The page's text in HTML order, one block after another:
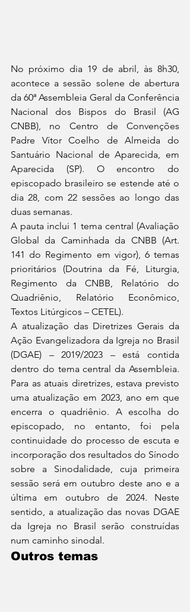
No próximo dia 19 de abril, às 8h30,
acontece a sessão solene de abertura
da 60ª Assembleia Geral da Conferência
Nacional dos Bispos do Brasil (AG
CNBB), no Centro de Convenções
Padre Vítor Coelho de Almeida do
Santuário Nacional de Aparecida, em
Aparecida (SP). O encontro do
episcopado brasileiro se estende até o
dia 28, com 22 sessões ao longo das
duas semanas.
A pauta inclui 1 tema central (Avaliação
Global da Caminhada da CNBB (Art.
141 do Regimento em vigor), 6 temas
prioritários (Doutrina da Fé, Liturgia,
Regimento da CNBB, Relatório do
Quadriênio, Relatório Econômico,
Textos Litúrgicos – CETEL).
A atualização das Diretrizes Gerais da
Ação Evangelizadora da Igreja no Brasil
(DGAE) – 2019/2023 – está contida
dentro do tema central da Assembleia.
Para as atuais diretrizes, estava previsto
uma atualização em 2023, ano em que
encerra o quadriênio. A escolha do
episcopado, no entanto, foi pela
continuidade do processo de escuta e
incorporação dos resultados do Sínodo
sobre a Sinodalidade, cuja primeira
sessão será em outubro deste ano e a
última em outubro de 2024. Neste
sentido, a atualização das novas DGAE
da Igreja no Brasil serão construídas
num caminho sinodal.
Outros temas